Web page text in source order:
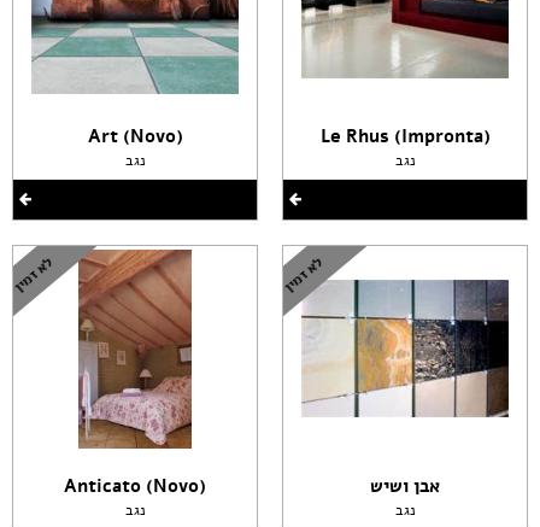
(Le Rhus (Impronta
נגב
(Art (Novo
נגב
אבן ושיש
נגב
(Anticato (Novo
נגב